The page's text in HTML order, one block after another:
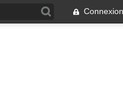
Connexion